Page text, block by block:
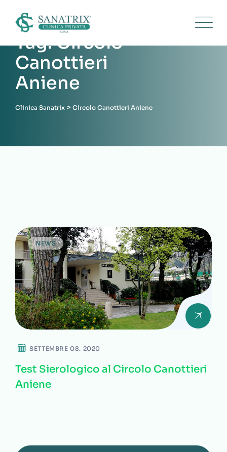
content
Tag: Circolo
Canottieri
Aniene
Clinica Sanatrix > Circolo Canottieri Aniene
NEWS
SETTEMBRE 08. 2020
Test Sierologico al Circolo Canottieri
Aniene